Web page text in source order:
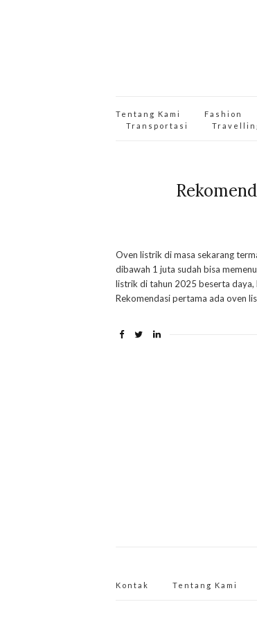
Tentang Kami Fashion
Transportasi
Oven listrik di masa sekarang
dibawah 1 juta sudah bisa
listrik di tahun 2025 beserta daya,
Rekomendasi pertama ada oven
Kontak Tentang Kami